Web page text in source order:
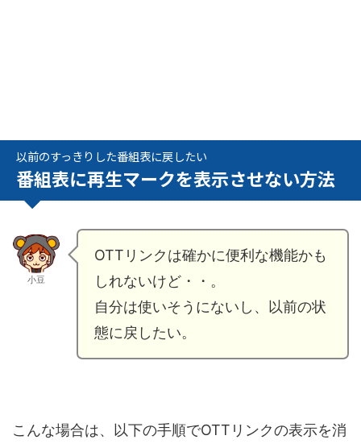
以前のすっきりした番組表に戻したい
番組表に再生マークを表示させない方法
小豆
OTTリンクは確かに便利な機能かも
しれないけど・・。
自分は使いそうにないし、以前の状
態に戻したい。
こんな場合は、以下の手順でOTTリンクの表示を消